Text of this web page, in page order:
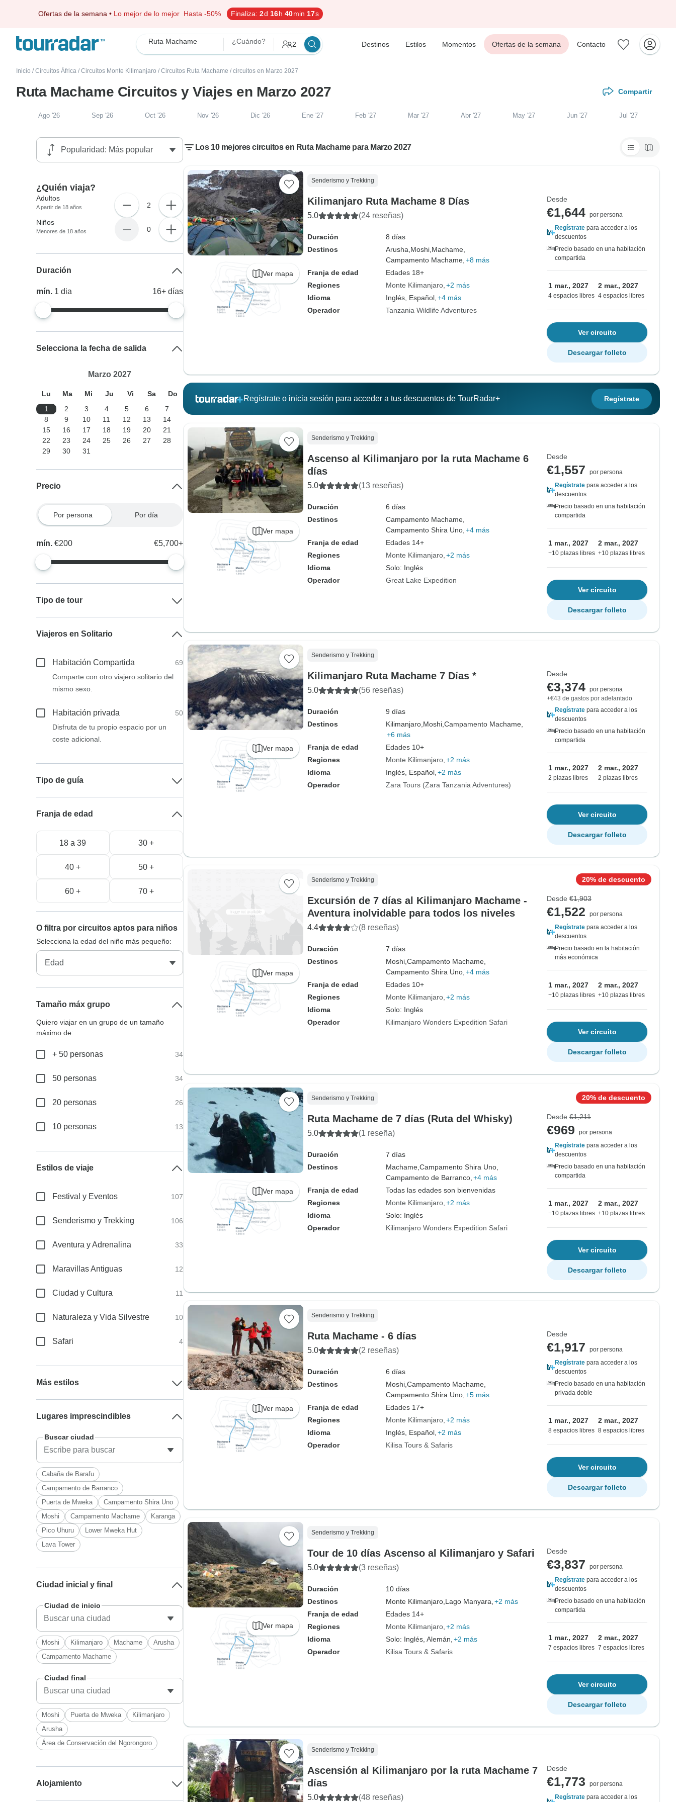
Ofertas de la semana • Lo mejor de lo mejor Hasta -50% Finaliza: 2d 16h 40min 16s
Ruta Machame ¿Cuándo? 2 Destinos Estilos Momentos Ofertas de la semana Contacto
Inicio / Circuitos África / Circuitos Monte Kilimanjaro / Circuitos Ruta Machame / circuitos en Marzo 2027
Ruta Machame Circuitos y Viajes en Marzo 2027 Compartir
Ago '26 Sep '26 Oct '26 Nov '26 Dic '26 Ene '27 Feb '27 Mar '27 Abr '27 May '27 Jun '27 Jul '27
Los 10 mejores circuitos en Ruta Machame para Marzo 2027
Ver mapa
Senderismo y Trekking
Kilimanjaro Ruta Machame 8 Días
5.0 (24 reseñas)
Duración
8 días
Destinos
Arusha, Moshi, Machame,
Campamento Machame, +8 más
Franja de edad
Edades 18+
Regiones
Monte Kilimanjaro +2 más
Idioma
Inglés, Español, +4 más
Operador
Tanzania Wildlife Adventures
Desde
€1,644 por persona
Regístrate para acceder a los
descuentos
Precio basado en una habitación
compartida
1 mar., 2027
4 espacios libres
2 mar., 2027
4 espacios libres
Ver circuito
Descargar folleto
Regístrate o inicia sesión para acceder a tus descuentos de TourRadar+ Regístrate
Ver mapa
Senderismo y Trekking
Ascenso al Kilimanjaro por la ruta Machame 6
días
5.0 (13 reseñas)
Duración
6 días
Destinos
Campamento Machame,
Campamento Shira Uno, +4 más
Franja de edad
Edades 14+
Regiones
Monte Kilimanjaro +2 más
Idioma
Solo: Inglés
Operador
Great Lake Expedition
Desde
€1,557
por persona
Regístrate para acceder a los
descuentos
Precio basado en una habitación
compartida
1 mar., 2027
+10 plazas libres
2 mar., 2027
+10 plazas libres
Ver circuito
Descargar folleto
Ver mapa
Senderismo y Trekking
Kilimanjaro Ruta Machame 7 Días *
5.0 (56 reseñas)
Duración
9 días
Destinos
Kilimanjaro, Moshi, Campamento Machame,
+6 más
Franja de edad
Edades 10+
Regiones
Monte Kilimanjaro +2 más
Idioma
Inglés, Español, +2 más
Operador
Zara Tours (Zara Tanzania Adventures)
Desde
€3,374 por persona
+€43 de gastos por adelantado
Regístrate para acceder a los
descuentos
Precio basado en una habitación
compartida
1 mar., 2027
2 plazas libres
2 mar., 2027
2 plazas libres
Ver circuito
Descargar folleto
Ver mapa
Senderismo y Trekking
Excursión de 7 días al Kilimanjaro Machame -
Aventura inolvidable para todos los niveles
4.4 (8 reseñas)
Duración
7 días
Destinos
Moshi, Campamento Machame,
Campamento Shira Uno, +4 más
Franja de edad
Edades 10+
Regiones
Monte Kilimanjaro +2 más
Idioma
Solo: Inglés
Operador
Kilimanjaro Wonders Expedition Safari
20% de descuento
Desde €1,903
€1,522
por persona
Regístrate para acceder a los
descuentos
Precio basado en la habitación
más económica
1 mar., 2027
+10 plazas libres
2 mar., 2027
+10 plazas libres
Ver circuito
Descargar folleto
Ver mapa
Senderismo y Trekking
Ruta Machame de 7 días (Ruta del Whisky)
5.0 (1 reseña)
Duración
7 días
Destinos
Machame, Campamento Shira Uno,
Campamento de Barranco, +4 más
Franja de edad
Todas las edades son bienvenidas
Regiones
Monte Kilimanjaro +2 más
Idioma
Solo: Inglés
Operador
Kilimanjaro Wonders Expedition Safari
20% de descuento
Desde €1,211
€969
por persona
Regístrate para acceder a los
descuentos
Precio basado en una habitación
compartida
1 mar., 2027
+10 plazas libres
2 mar., 2027
+10 plazas libres
Ver circuito
Descargar folleto
Ver mapa
Senderismo y Trekking
Ruta Machame - 6 días
5.0 (2 reseñas)
Duración
6 días
Destinos
Moshi, Campamento Machame,
Campamento Shira Uno, +5 más
Franja de edad
Edades 17+
Regiones
Monte Kilimanjaro +2 más
Idioma
Inglés, Español, +2 más
Operador
Kilisa Tours & Safaris
Desde
€1,917
por persona
Regístrate para acceder a los
descuentos
Precio basado en una habitación
privada doble
1 mar., 2027
8 espacios libres
2 mar., 2027
8 espacios libres
Ver circuito
Descargar folleto
Ver mapa
Senderismo y Trekking
Tour de 10 días Ascenso al Kilimanjaro y Safari
5.0 (3 reseñas)
Duración
10 días
Destinos
Monte Kilimanjaro, Lago Manyara, +2 más
Franja de edad
Edades 14+
Regiones
Monte Kilimanjaro +2 más
Idioma
Solo: Inglés, Alemán, +2 más
Operador
Kilisa Tours & Safaris
Desde
€3,837
por persona
Regístrate para acceder a los
descuentos
Precio basado en una habitación
compartida
1 mar., 2027
7 espacios libres
2 mar., 2027
7 espacios libres
Ver circuito
Descargar folleto
Senderismo y Trekking
Ascensión al Kilimanjaro por la ruta Machame 7
días
5.0 (48 reseñas)
Desde
€1,773
por persona
Regístrate para acceder a los
¿Quién viaja?
Adultos
A partir de 18 años 2
Niños
Menores de 18 años 0
Duración
mín. 1dia 16+ días
Selecciona la fecha de salida
Marzo 2027
Lu Ma Mi Ju Vi Sa
Do
1
2 3 4 5 6
7
8
9 10 11 12 13
14
15
16 17 18 19 20
21
22
23 24 25 26 27
28
29
30 31
Precio
Por persona Por día
mín.€200 €5,700+
Tipo de tour
Viajeros en Solitario
Habitación Compartida
69
Comparte con otro viajero solitario del
mismo sexo.
Habitación privada
50
Disfruta de tu propio espacio por un
coste adicional.
Tipo de guía
Franja de edad
18 a 39 30 +
40 + 50 +
60 + 70 +
O filtra por circuitos aptos para niños
Selecciona la edad del niño más pequeño:
Tamaño máx grupo
Quiero viajar en un grupo de un tamaño
máximo de:
+ 50 personas 34
50 personas 34
20 personas 26
10 personas 13
Estilos de viaje
Festival y Eventos 107
Senderismo y Trekking 106
Aventura y Adrenalina 33
Maravillas Antiguas 12
Ciudad y Cultura 11
Naturaleza y Vida Silvestre 10
Safari 4
Más estilos
Lugares imprescindibles
Buscar ciudad
Cabaña de Barafu
Campamento de Barranco
Puerta de Mweka
Campamento Shira Uno
Moshi
Campamento Machame
Karanga
Pico Uhuru
Lower Mweka Hut
Lava Tower
Ciudad inicial y final
Ciudad de inicio
Moshi Kilimanjaro Machame
Arusha
Campamento Machame
Ciudad final
Moshi Puerta de Mweka
Kilimanjaro
Arusha
Área de Conservación del Ngorongoro
Alojamiento